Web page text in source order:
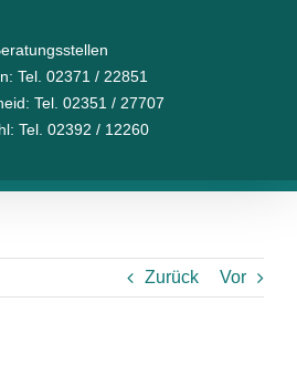
: Tel. 02371 / 22851
: Tel. 02351 / 27707
: Tel. 02392 / 12260
Zurück Vor